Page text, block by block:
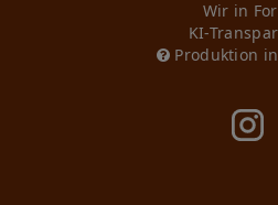
Wir in
KI-
Produktion